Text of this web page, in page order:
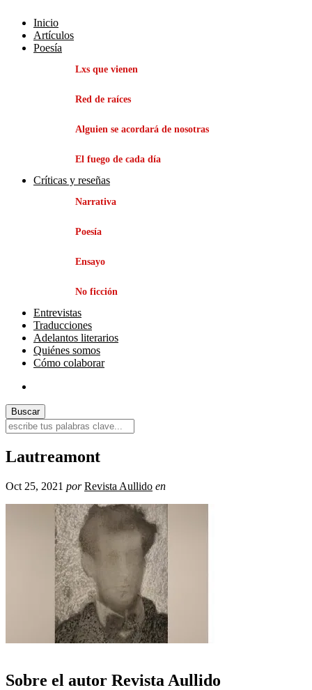
Inicio
Artículos
Poesía
Lxs que vienen
Red de raíces
Alguien se acordará de nosotras
El fuego de cada día
Críticas y reseñas
Narrativa
Poesía
Ensayo
No ficción
Entrevistas
Traducciones
Adelantos literarios
Quiénes somos
Cómo colaborar
Lautreamont
Oct 25, 2021 por Revista Aullido en
Sobre el autor Revista Aullido